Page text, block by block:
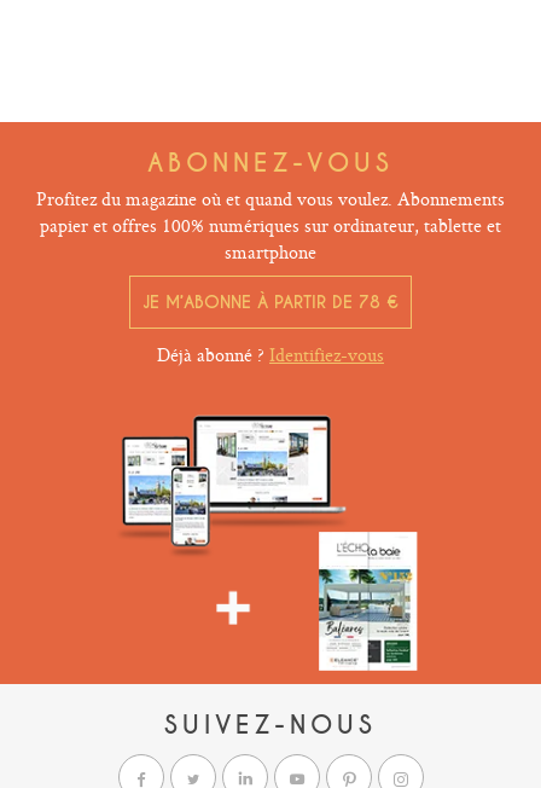
ABONNEZ-VOUS
Profitez du magazine où et quand vous voulez. Abonnements
papier et offres 100% numériques sur ordinateur, tablette et
smartphone
JE M’ABONNE À PARTIR DE 78 €
Déjà abonné ? Identifiez-vous
SUIVEZ-NOUS